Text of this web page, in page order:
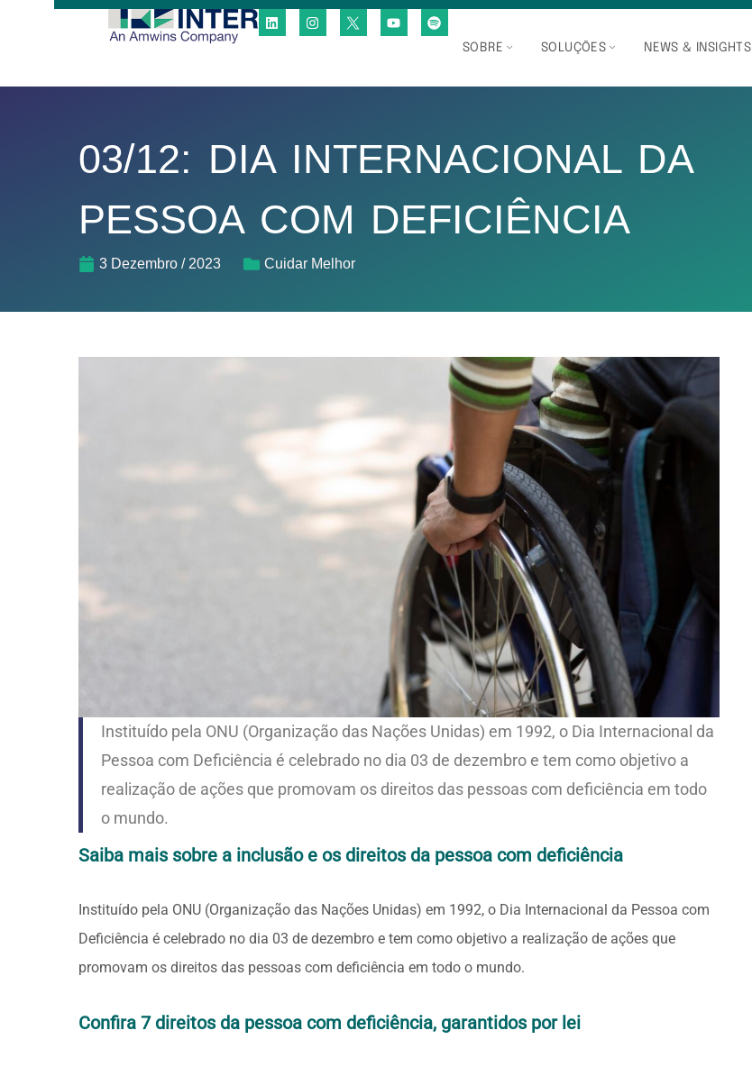
SOBRE SOLUÇÕES NEWS & INSIGHTS
03/12: DIA INTERNACIONAL DA
PESSOA COM DEFICIÊNCIA
3 Dezembro / 2023 Cuidar Melhor
Instituído pela ONU (Organização das Nações Unidas) em 1992, o Dia Internacional da
Pessoa com Deficiência é celebrado no dia 03 de dezembro e tem como objetivo a
realização de ações que promovam os direitos das pessoas com deficiência em todo
o mundo.
Saiba mais sobre a inclusão e os direitos da pessoa com deficiência
Instituído pela ONU (Organização das Nações Unidas) em 1992, o Dia Internacional da Pessoa com
Deficiência é celebrado no dia 03 de dezembro e tem como objetivo a realização de ações que
promovam os direitos das pessoas com deficiência em todo o mundo.
Confira 7 direitos da pessoa com deficiência, garantidos por lei